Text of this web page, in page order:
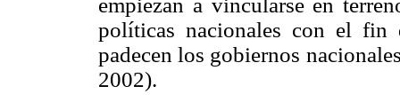
políticas nacionales con el fin
padecen los gobiernos
2002).